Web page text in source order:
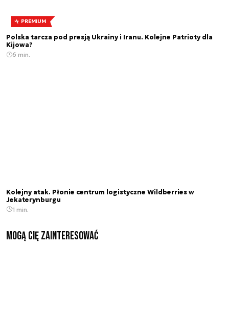
PREMIUM
Polska tarcza pod presją Ukrainy i Iranu. Kolejne Patrioty dla
Kijowa?
6 min.
Kolejny atak. Płonie centrum logistyczne Wildberries w
Jekaterynburgu
1 min.
Mogą Cię zainteresować